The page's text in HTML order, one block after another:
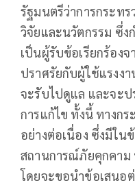
รัฐมนตรีว่าการกระท
วิจัยและนวัตกรรม ซึ่ง
เป็นผู้รับข้อเรียกร้อง
ปราศรัยกับผู้ใช้แรงงา
จะรับไปดูแล และจะป
การแก้ไข ทั้งนี้ ทางกร
อย่างต่อเนื่อง ซึ่งมีใน
สถานการณ์ภัยคุกคาม
โดยจะขอนำข้อเสนอ